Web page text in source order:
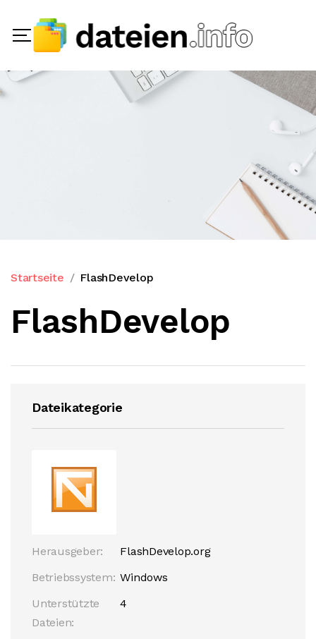
Startseite FlashDevelop
FlashDevelop
Dateikategorie
Herausgeber:
FlashDevelop.org
Betriebssystem: Windows
Unterstützte
Dateien:
4